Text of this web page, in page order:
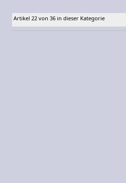
Artikel 22 von 36 in dieser Kategorie